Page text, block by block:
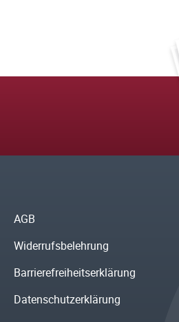
AGB
Widerrufsbelehrung
Barrierefreiheitserklärung
Datenschutzerklärung